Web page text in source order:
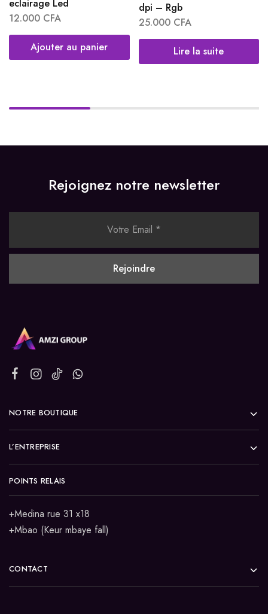
eclairage Led
12.000 CFA
Ajouter au panier
dpi – Rgb
25.000 CFA
Lire la suite
Rejoignez notre newsletter
NOTRE BOUTIQUE
L’ENTREPRISE
POINTS RELAIS
+Medina rue 31 x18
+Mbao (Keur mbaye fall)
CONTACT